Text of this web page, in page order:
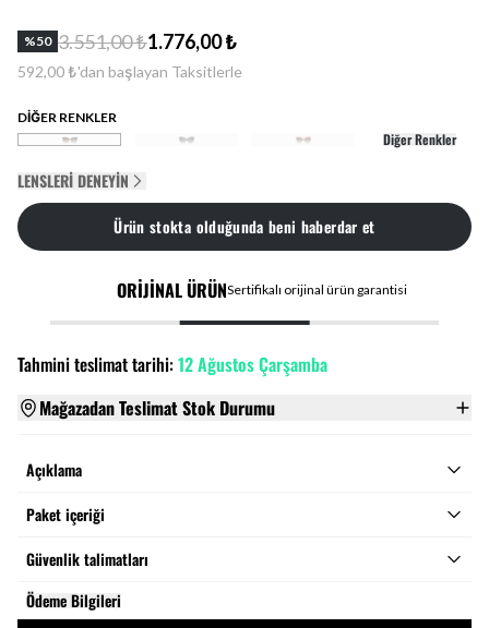
%50 3.551,00 ₺1.776,00 ₺
592,00 ₺'dan başlayan Taksitlerle
DİĞER RENKLER
Diğer Renkler
LENSLERI DENEYIN
Ürün stokta olduğunda beni haberdar et
ORİJİNAL ÜRÜNSertifikalı orijinal ürün garantisi
Tahmini teslimat tarihi:12 Ağustos Çarşamba
Mağazadan Teslimat Stok Durumu
Açıklama
Paket içeriği
Güvenlik talimatları
Ödeme Bilgileri